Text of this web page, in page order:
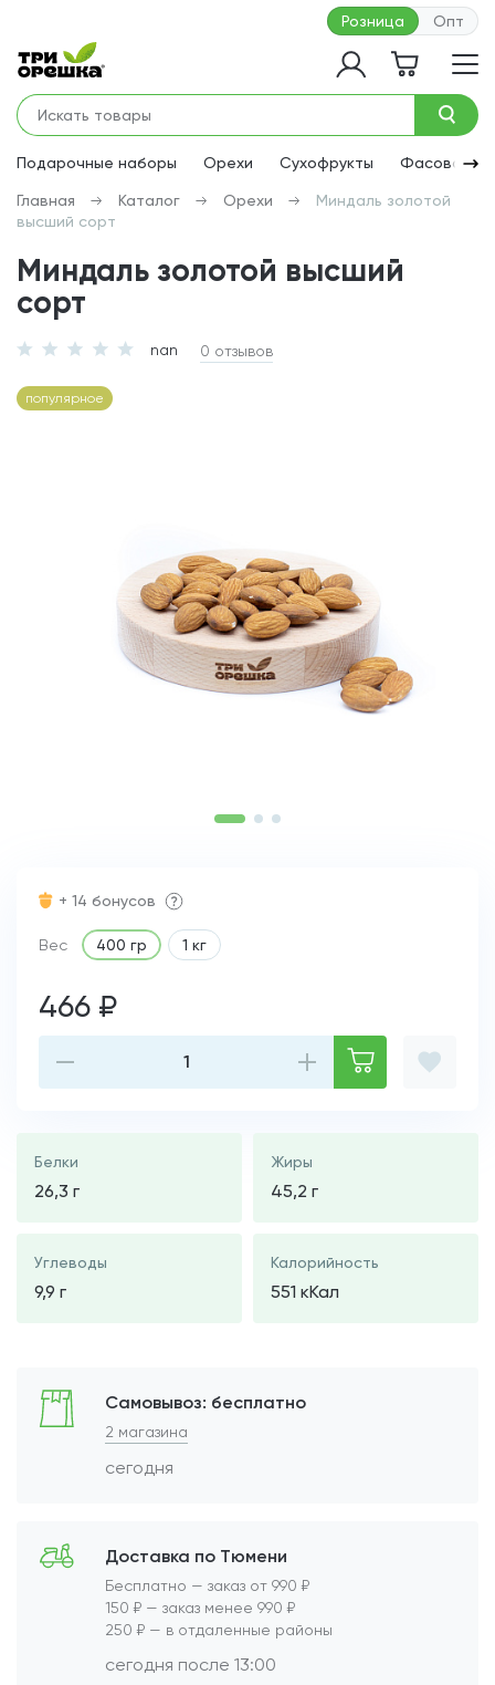
Розница Опт
Подарочные наборы Орехи Сухофрукты
Главная Каталог Орехи
Миндаль золотой
высший сорт
Миндаль золотой высший
сорт
nan 0 отзывов
популярное
Вес 400 гр 1 кг
+ 14 бонусов
466 ₽
Белки
26,3 г
Жиры
45,2 г
Углеводы
9,9 г
Калорийность
551 кКал
Самовывоз: бесплатно
2 магазина
сегодня
Доставка по Тюмени
Бесплатно — заказ от 990 ₽
150 ₽ — заказ менее 990 ₽
250 ₽ — в отдаленные районы
сегодня после 13:00